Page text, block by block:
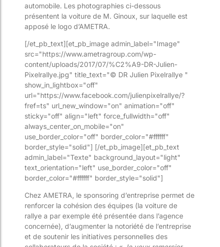
automobile. Les photographies ci-dessous
présentent la voiture de M. Ginoux, sur laquelle est
apposé le logo d’AMETRA.
[/et_pb_text][et_pb_image admin_label="Image"
src="https://www.ametragroup.com/wp-
content/uploads/2017/07/%C2%A9-DR-Julien-
Pixelrallye.jpg" title_text="© DR Julien Pixelrallye "
show_in_lightbox="off"
url="https://www.facebook.com/julienpixelrallye/?
fref=ts" url_new_window="on" animation="off"
sticky="off" align="left" force_fullwidth="off"
always_center_on_mobile="on"
use_border_color="off" border_color="#ffffff"
border_style="solid"] [/et_pb_image][et_pb_text
admin_label="Texte" background_layout="light"
text_orientation="left" use_border_color="off"
border_color="#ffffff" border_style="solid"]
Chez AMETRA, le sponsoring d’entreprise permet de
renforcer la cohésion des équipes (la voiture de
rallye a par exemple été présentée dans l’agence
concernée), d’augmenter la notoriété de l’entreprise
et de soutenir les initiatives personnelles des